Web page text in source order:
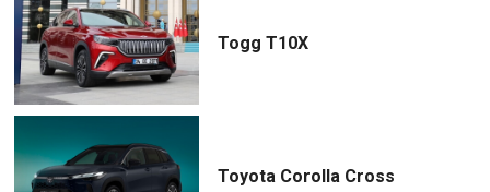
Togg T10X
Toyota Corolla Cross